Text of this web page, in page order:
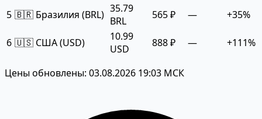
5 🇧🇷 Бразилия (BRL) 35.79
BRL
565 ₽ — +35%
6 🇺🇸 США (USD)
10.99
USD
888 ₽ — +111%
Цены обновлены: 03.08.2026 19:03 МСК